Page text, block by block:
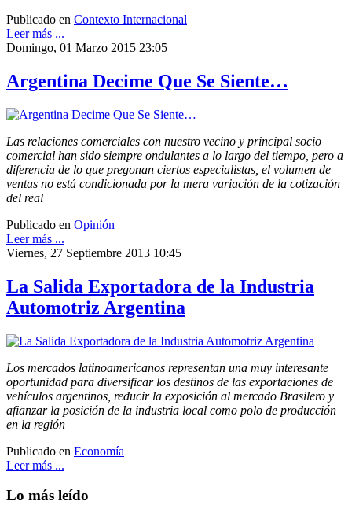
Publicado en Contexto Internacional
Leer más ...
Domingo, 01 Marzo 2015 23:05
Argentina Decime Que Se Siente…
Las relaciones comerciales con nuestro vecino y principal socio
comercial han sido siempre ondulantes a lo largo del tiempo, pero a
diferencia de lo que pregonan ciertos especialistas, el volumen de
ventas no está condicionada por la mera variación de la cotización
del real
Publicado en Opinión
Leer más ...
Viernes, 27 Septiembre 2013 10:45
La Salida Exportadora de la Industria
Automotriz Argentina
Los mercados latinoamericanos representan una muy interesante
oportunidad para diversificar los destinos de las exportaciones de
vehículos argentinos, reducir la exposición al mercado Brasilero y
afianzar la posición de la industria local como polo de producción
en la región
Publicado en Economía
Leer más ...
Lo más leído